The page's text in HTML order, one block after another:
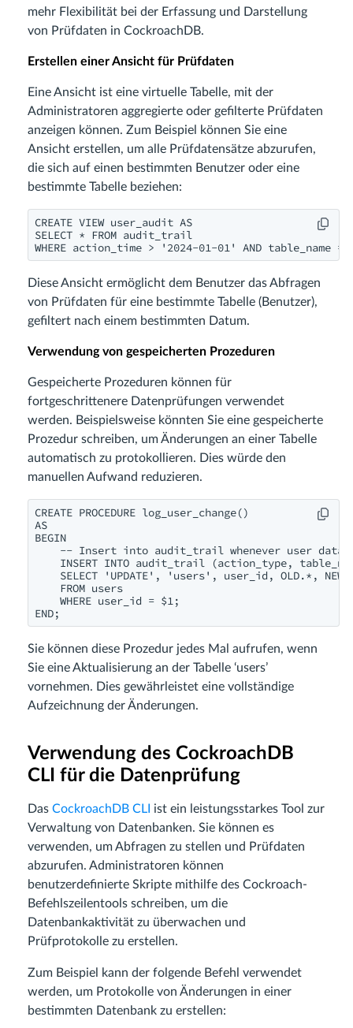
mehr Flexibilität bei der Erfassung und Darstellung
von Prüfdaten in CockroachDB.
Erstellen einer Ansicht für Prüfdaten
Eine Ansicht ist eine virtuelle Tabelle, mit der
Administratoren aggregierte oder gefilterte Prüfdaten
anzeigen können. Zum Beispiel können Sie eine
Ansicht erstellen, um alle Prüfdatensätze abzurufen,
die sich auf einen bestimmten Benutzer oder eine
bestimmte Tabelle beziehen:
CREATE VIEW user_audit AS
SELECT * FROM audit_trail
WHERE action_time > '2024-01-01' AND table_name
Diese Ansicht ermöglicht dem Benutzer das Abfragen
von Prüfdaten für eine bestimmte Tabelle (Benutzer),
gefiltert nach einem bestimmten Datum.
Verwendung von gespeicherten Prozeduren
Gespeicherte Prozeduren können für
fortgeschrittenere Datenprüfungen verwendet
werden. Beispielsweise könnten Sie eine gespeicherte
Prozedur schreiben, um Änderungen an einer Tabelle
automatisch zu protokollieren. Dies würde den
manuellen Aufwand reduzieren.
CREATE PROCEDURE log_user_change()
AS
BEGIN
-- Insert into audit_trail whenever user data
INSERT INTO audit_trail (action_type,
SELECT 'UPDATE', 'users', user_id, OLD.*,
    FROM users
    WHERE user_id = $1;
END;
Sie können diese Prozedur jedes Mal aufrufen, wenn
Sie eine Aktualisierung an der Tabelle ‘users’
vornehmen. Dies gewährleistet eine vollständige
Aufzeichnung der Änderungen.
Verwendung des CockroachDB
CLI für die Datenprüfung
Das CockroachDB CLI ist ein leistungsstarkes Tool zur
Verwaltung von Datenbanken. Sie können es
verwenden, um Abfragen zu stellen und Prüfdaten
abzurufen. Administratoren können
benutzerdefinierte Skripte mithilfe des Cockroach-
Befehlszeilentools schreiben, um die
Datenbankaktivität zu überwachen und
Prüfprotokolle zu erstellen.
Zum Beispiel kann der folgende Befehl verwendet
werden, um Protokolle von Änderungen in einer
bestimmten Datenbank zu erstellen: